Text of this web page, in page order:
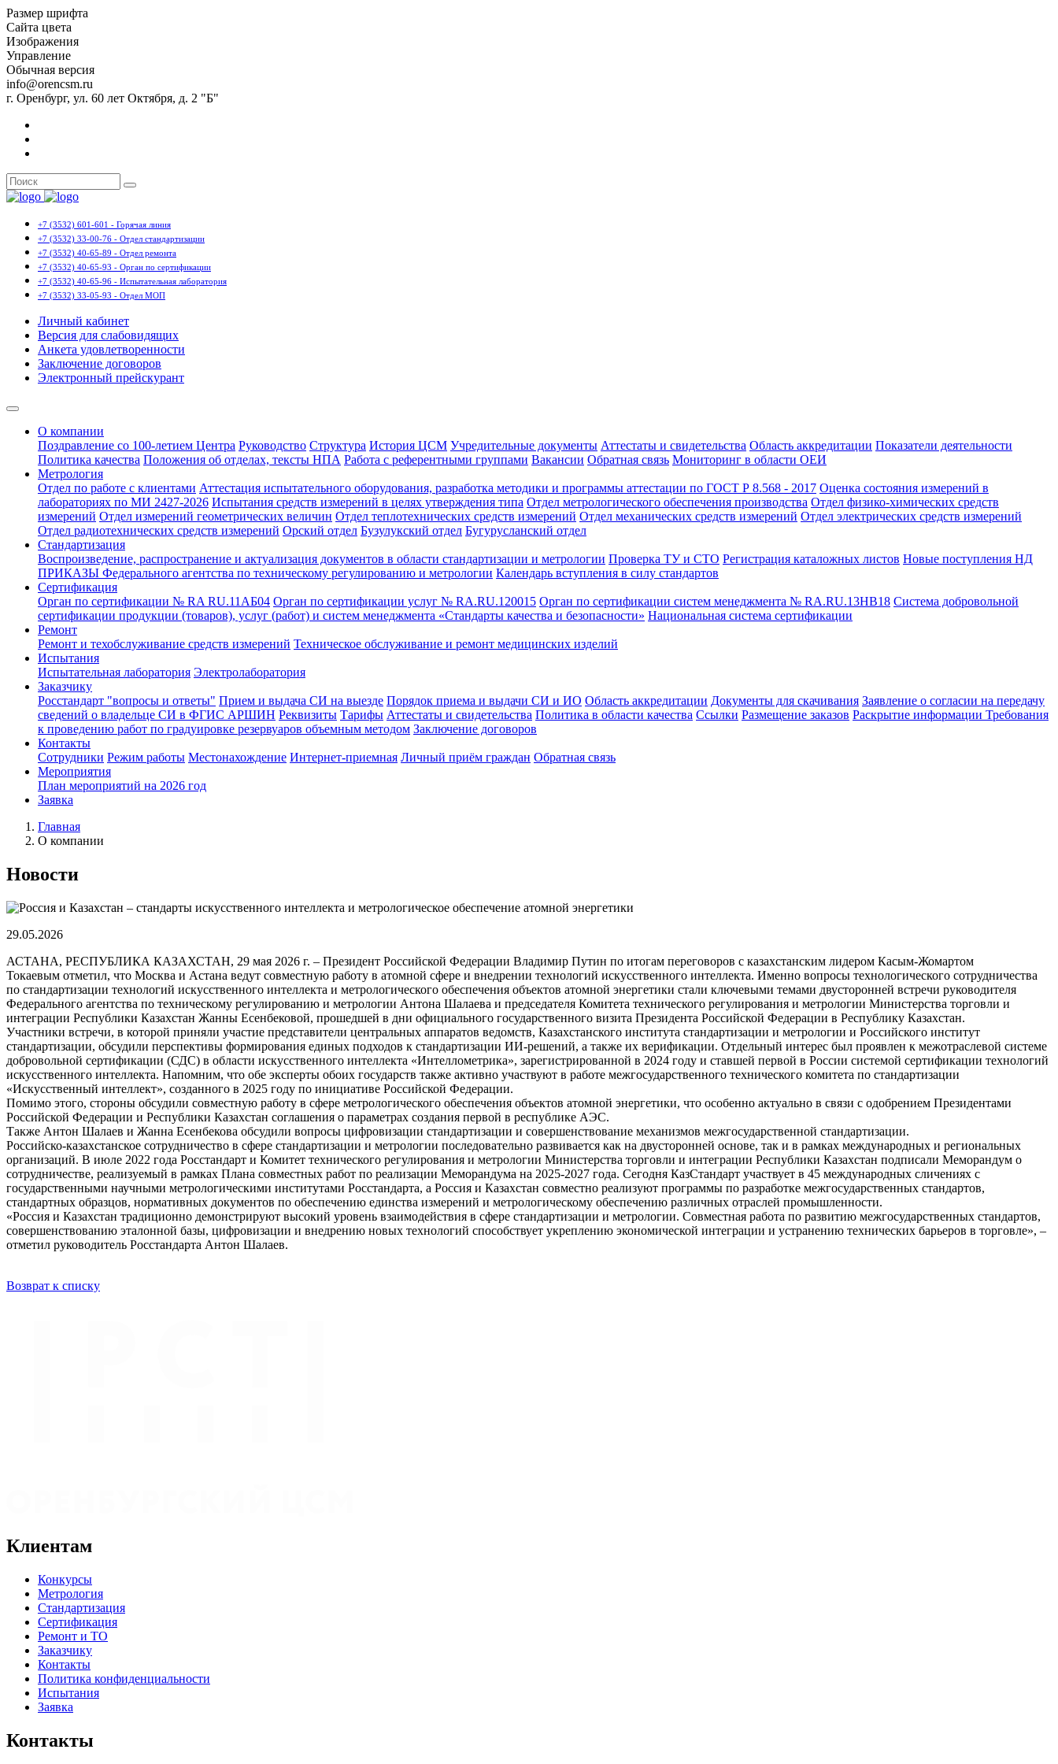
Размер шрифта
Сайта цвета
Изображения
Управление
Обычная версия
info@orencsm.ru
г. Оренбург, ул. 60 лет Октября, д. 2 "Б"
+7 (3532) 601-601 - Горячая линия
+7 (3532) 33-00-76 - Отдел стандартизации
+7 (3532) 40-65-89 - Отдел ремонта
+7 (3532) 40-65-93 - Орган по сертификации
+7 (3532) 40-65-96 - Испытательная лаборатория
+7 (3532) 33-05-93 - Отдел МОП
Личный кабинет
Версия для слабовидящих
Анкета удовлетворенности
Заключение договоров
Электронный прейскурант
О компании
Поздравление со 100-летием Центра Руководство Структура История ЦСМ Учредительные документы Аттестаты и свидетельства Область аккредитации Показатели деятельности
Политика качества Положения об отделах, тексты НПА Работа с референтными группами Вакансии Обратная связь Мониторинг в области ОЕИ
Метрология
Отдел по работе с клиентами Аттестация испытательного оборудования, разработка методики и программы аттестации по ГОСТ Р 8.568 - 2017 Оценка состояния измерений в
лабораториях по МИ 2427-2026 Испытания средств измерений в целях утверждения типа Отдел метрологического обеспечения производства Отдел физико-химических средств
измерений Отдел измерений геометрических величин Отдел теплотехнических средств измерений Отдел механических средств измерений Отдел электрических средств измерений
Отдел радиотехнических средств измерений Орский отдел Бузулукский отдел Бугурусланский отдел
Стандартизация
Воспроизведение, распространение и актуализация документов в области стандартизации и метрологии Проверка ТУ и СТО Регистрация каталожных листов Новые поступления НД
ПРИКАЗЫ Федерального агентства по техническому регулированию и метрологии Календарь вступления в силу стандартов
Сертификация
Орган по сертификации № RA RU.11АБ04 Орган по сертификации услуг № RA.RU.120015 Орган по сертификации систем менеджмента № RA.RU.13HB18 Система добровольной
сертификации продукции (товаров), услуг (работ) и систем менеджмента «Стандарты качества и безопасности» Национальная система сертификации
Ремонт
Ремонт и техобслуживание средств измерений Техническое обслуживание и ремонт медицинских изделий
Испытания
Испытательная лаборатория Электролаборатория
Заказчику
Росстандарт "вопросы и ответы" Прием и выдача СИ на выезде Порядок приема и выдачи СИ и ИО Область аккредитации Документы для скачивания Заявление о согласии на передачу
сведений о владельце СИ в ФГИС АРШИН Реквизиты Тарифы Аттестаты и свидетельства Политика в области качества Ссылки Размещение заказов Раскрытие информации Требования
к проведению работ по градуировке резервуаров объемным методом Заключение договоров
Контакты
Сотрудники Режим работы Местонахождение Интернет-приемная Личный приём граждан Обратная связь
Мероприятия
План мероприятий на 2026 год
Заявка
Главная
О компании
Новости
29.05.2026
АСТАНА, РЕСПУБЛИКА КАЗАХСТАН, 29 мая 2026 г. – Президент Российской Федерации Владимир Путин по итогам переговоров с казахстанским лидером Касым-Жомартом
Токаевым отметил, что Москва и Астана ведут совместную работу в атомной сфере и внедрении технологий искусственного интеллекта. Именно вопросы технологического сотрудничества
по стандартизации технологий искусственного интеллекта и метрологического обеспечения объектов атомной энергетики стали ключевыми темами двусторонней встречи руководителя
Федерального агентства по техническому регулированию и метрологии Антона Шалаева и председателя Комитета технического регулирования и метрологии Министерства торговли и
интеграции Республики Казахстан Жанны Есенбековой, прошедшей в дни официального государственного визита Президента Российской Федерации в Республику Казахстан.
Участники встречи, в которой приняли участие представители центральных аппаратов ведомств, Казахстанского института стандартизации и метрологии и Российского институт
стандартизации, обсудили перспективы формирования единых подходов к стандартизации ИИ-решений, а также их верификации. Отдельный интерес был проявлен к межотраслевой системе
добровольной сертификации (СДС) в области искусственного интеллекта «Интеллометрика», зарегистрированной в 2024 году и ставшей первой в России системой сертификации технологий
искусственного интеллекта. Напомним, что обе эксперты обоих государств также активно участвуют в работе межгосударственного технического комитета по стандартизации
«Искусственный интеллект», созданного в 2025 году по инициативе Российской Федерации.
Помимо этого, стороны обсудили совместную работу в сфере метрологического обеспечения объектов атомной энергетики, что особенно актуально в связи с одобрением Президентами
Российской Федерации и Республики Казахстан соглашения о параметрах создания первой в республике АЭС.
Также Антон Шалаев и Жанна Есенбекова обсудили вопросы цифровизации стандартизации и совершенствование механизмов межгосударственной стандартизации.
Российско-казахстанское сотрудничество в сфере стандартизации и метрологии последовательно развивается как на двусторонней основе, так и в рамках международных и региональных
организаций. В июле 2022 года Росстандарт и Комитет технического регулирования и метрологии Министерства торговли и интеграции Республики Казахстан подписали Меморандум о
сотрудничестве, реализуемый в рамках Плана совместных работ по реализации Меморандума на 2025-2027 года. Сегодня КазСтандарт участвует в 45 международных сличениях с
государственными научными метрологическими институтами Росстандарта, а Россия и Казахстан совместно реализуют программы по разработке межгосударственных стандартов,
стандартных образцов, нормативных документов по обеспечению единства измерений и метрологическому обеспечению различных отраслей промышленности.
«Россия и Казахстан традиционно демонстрируют высокий уровень взаимодействия в сфере стандартизации и метрологии. Совместная работа по развитию межгосударственных стандартов,
совершенствованию эталонной базы, цифровизации и внедрению новых технологий способствует укреплению экономической интеграции и устранению технических барьеров в торговле», –
отметил руководитель Росстандарта Антон Шалаев.
Возврат к списку
Клиентам
Конкурсы
Метрология
Стандартизация
Сертификация
Ремонт и ТО
Заказчику
Контакты
Политика конфиденциальности
Испытания
Заявка
Контакты